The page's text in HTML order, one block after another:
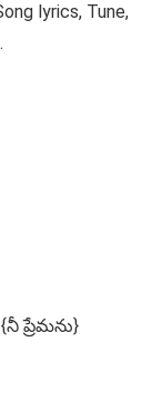
lyrics, Tune,